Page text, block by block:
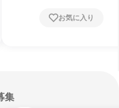
お気に入り
集